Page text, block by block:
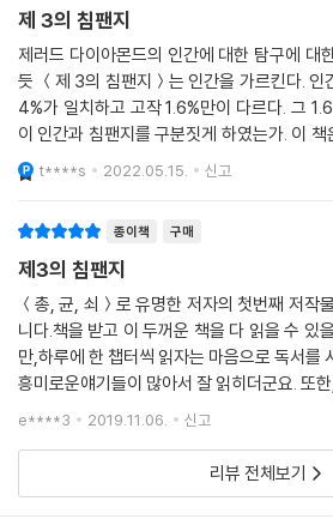
-이현복(서울대학교 언어학과 명예교수)
제 3의 침팬지
제러드 다이아몬드의 인간에 대한 탐구에 대
듯 ＜제 3의 침팬지＞는 인간을 가르킨다.
4%가 일치하고 고작 1.6%만이 다르다. 그
이 인간과 침팬지를 구분짓게 하였는가. 이
여정과 같다. 책은 인간의 진화과정을 시작으로 한다. 약 700만년전 침팬
지로 부터 인
t****s 2022.05.15. 신고
종이책 구매
제3의 침팬지
＜총, 균, 쇠＞로 유명한 저자의 첫번째 저작
니다.책을 받고 이 두꺼운 책을 다 읽을 수 있
만,하루에 한 챕터씩 읽자는 마음으로 독서를
흥미로운얘기들이 많아서 잘 읽히더군요. 또
다양하고 깊이 있는 수준에 존경심이 들었습
e****3 2019.11.06. 신고
리뷰 전체보기